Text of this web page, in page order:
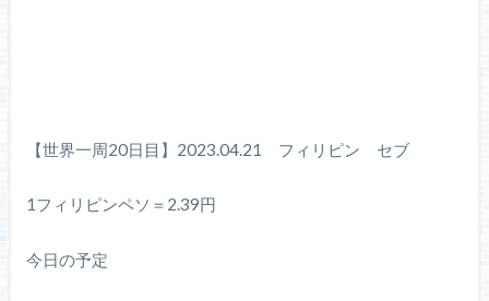
【世界一周20日目】2023.04.21 フィリピン セブ
1フィリピンペソ＝2.39円
今日の予定